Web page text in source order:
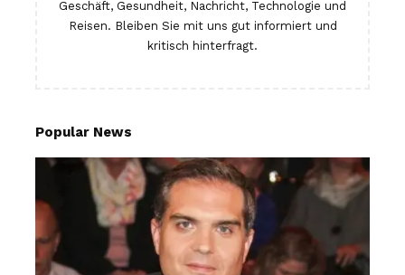
Geschäft, Gesundheit, Nachricht, Technologie und
Reisen. Bleiben Sie mit uns gut informiert und
kritisch hinterfragt.
Popular News